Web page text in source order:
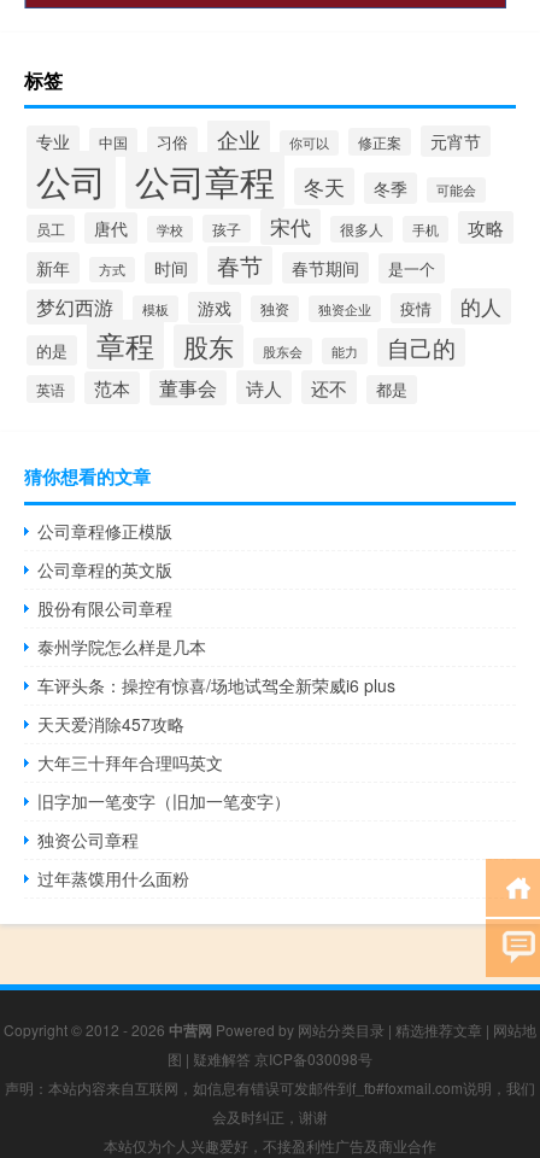
标签
专业 中国 习俗 企业 你可以 修正案 元宵节
公司 公司章程 冬天 冬季 可能会
员工 唐代 学校 孩子 宋代 很多人 手机 攻略
新年 方式 时间 春节 春节期间 是一个
梦幻西游 模板 游戏 独资 独资企业 疫情 的人
的是 章程 股东 股东会 能力 自己的
英语 范本 董事会 诗人 还不 都是
猜你想看的文章
公司章程修正模版
公司章程的英文版
股份有限公司章程
泰州学院怎么样是几本
车评头条：操控有惊喜/场地试驾全新荣威i6 plus
天天爱消除457攻略
大年三十拜年合理吗英文
旧字加一笔变字（旧加一笔变字）
独资公司章程
过年蒸馍用什么面粉
Copyright © 2012 - 2026 中营网 Powered by 网站分类目录 | 精选推荐文章 | 网站地
图 | 疑难解答 京ICP备030098号
声明：本站内容来自互联网，如信息有错误可发邮件到f_fb#foxmail.com说明，我们
会及时纠正，谢谢
本站仅为个人兴趣爱好，不接盈利性广告及商业合作